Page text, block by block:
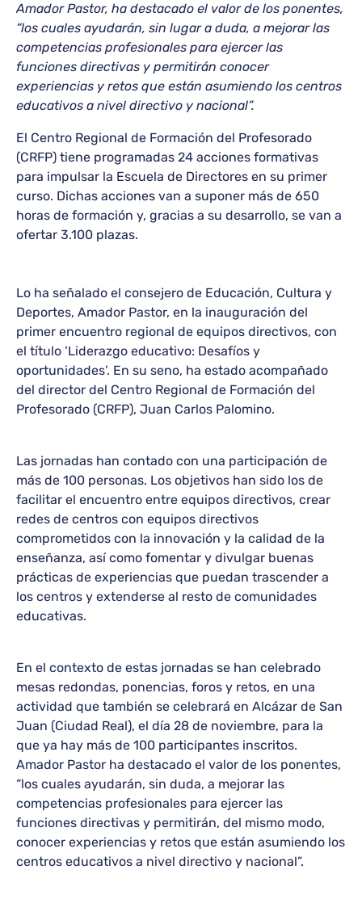
Amador Pastor, ha destacado el valor de los ponentes,
“los cuales ayudarán, sin lugar a duda, a mejorar las
competencias profesionales para ejercer las
funciones directivas y permitirán conocer
experiencias y retos que están asumiendo los centros
educativos a nivel directivo y nacional”.
El Centro Regional de Formación del Profesorado
(CRFP) tiene programadas 24 acciones formativas
para impulsar la Escuela de Directores en su primer
curso. Dichas acciones van a suponer más de 650
horas de formación y, gracias a su desarrollo, se van a
ofertar 3.100 plazas.
Lo ha señalado el consejero de Educación, Cultura y
Deportes, Amador Pastor, en la inauguración del
primer encuentro regional de equipos directivos, con
el título ‘Liderazgo educativo: Desafíos y
oportunidades’. En su seno, ha estado acompañado
del director del Centro Regional de Formación del
Profesorado (CRFP), Juan Carlos Palomino.
Las jornadas han contado con una participación de
más de 100 personas. Los objetivos han sido los de
facilitar el encuentro entre equipos directivos, crear
redes de centros con equipos directivos
comprometidos con la innovación y la calidad de la
enseñanza, así como fomentar y divulgar buenas
prácticas de experiencias que puedan trascender a
los centros y extenderse al resto de comunidades
educativas.
En el contexto de estas jornadas se han celebrado
mesas redondas, ponencias, foros y retos, en una
actividad que también se celebrará en Alcázar de San
Juan (Ciudad Real), el día 28 de noviembre, para la
que ya hay más de 100 participantes inscritos.
Amador Pastor ha destacado el valor de los ponentes,
“los cuales ayudarán, sin duda, a mejorar las
competencias profesionales para ejercer las
funciones directivas y permitirán, del mismo modo,
conocer experiencias y retos que están asumiendo los
centros educativos a nivel directivo y nacional”.